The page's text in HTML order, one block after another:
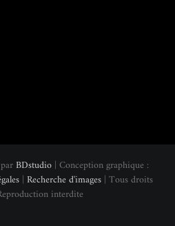
BDstudio | Conception graphique :
| Recherche d'images| Tous droits
interdite